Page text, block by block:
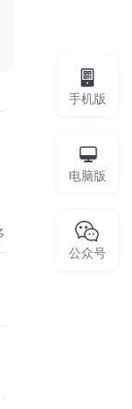
手机版
电脑版
公众号